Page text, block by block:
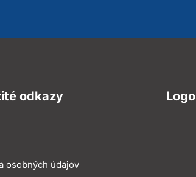
odkazy
osobných údajov
Logo